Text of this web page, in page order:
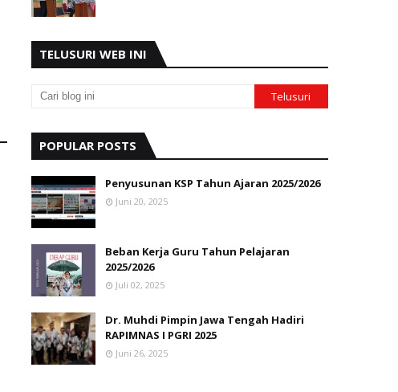
TELUSURI WEB INI
POPULAR POSTS
Penyusunan KSP Tahun Ajaran 2025/2026
Juni 20, 2025
Beban Kerja Guru Tahun Pelajaran
2025/2026
Juli 02, 2025
Dr. Muhdi Pimpin Jawa Tengah Hadiri
RAPIMNAS I PGRI 2025
Juni 26, 2025